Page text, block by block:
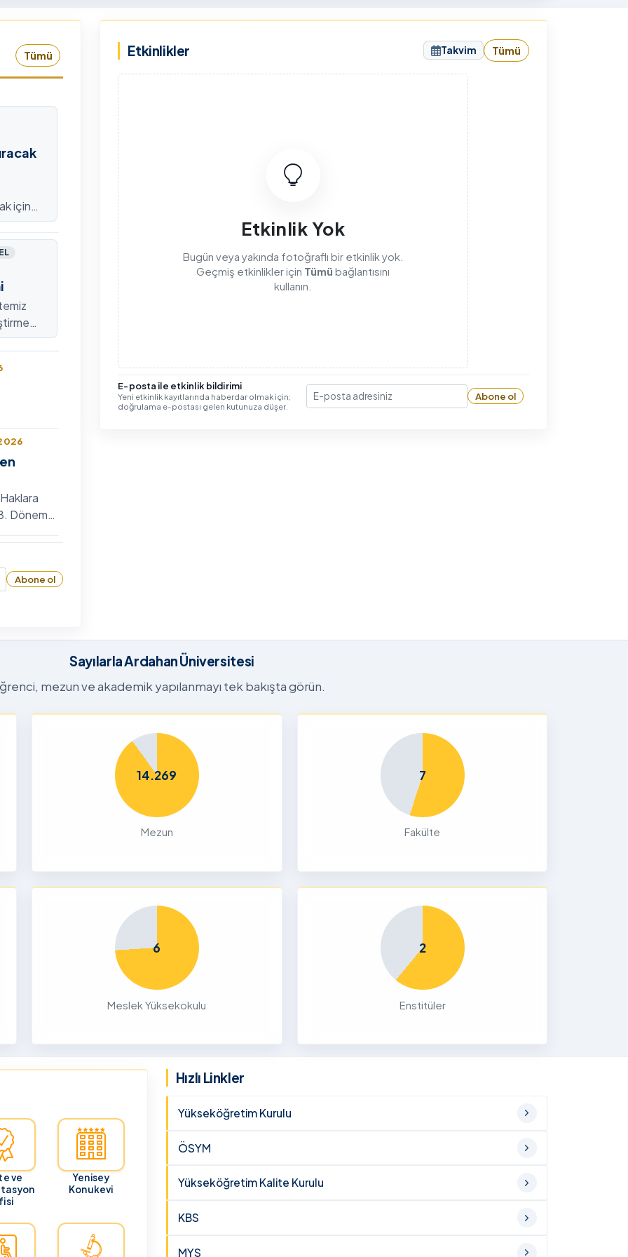
Üniversitesi Yenisey
ev sahipliğinde
akademik katkı ve proje
Tümü
için
Dönem
2027
2026-
ve
ve
Abone ol
Etkinlikler Takvim Tümü
Etkinlik Yok
Bugün veya yakında fotoğraflı bir etkinlik yok.
Geçmiş etkinlikler için Tümü bağlantısını
kullanın.
E-posta ile etkinlik bildirimi
Yeni etkinlik kayıtlarında haberdar olmak için;
doğrulama e-postası gelen kutunuza düşer.
E-posta
Abone ol
Sayılarla Ardahan Üniversitesi
mezun ve akademik yapılanmayı tek bakışta görün.
14.269
Mezun
7
Fakülte
6
Meslek Yüksekokulu
2
Enstitüler
ve
Yenisey
Konukevi
Hızlı Linkler
Yükseköğretim Kurulu
ÖSYM
Yükseköğretim Kalite Kurulu
KBS
MYS